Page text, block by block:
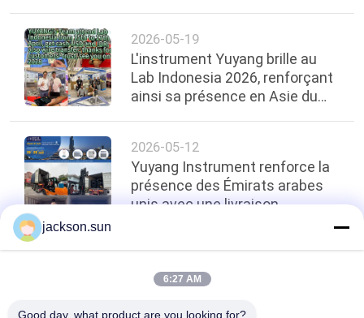
2026-05-19
L'instrument Yuyang brille au
Lab Indonesia 2026, renforçant
ainsi sa présence en Asie du
2026-05-12
Yuyang Instrument renforce la
présence des Émirats arabes
unis avec une livraison
d'équipement de test de feu de
top
jackson.sun
6:27 AM
Good day, what product are you looking for?